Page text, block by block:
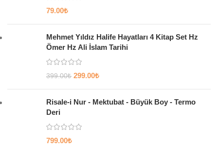
79.00₺
Mehmet Yıldız Halife Hayatları 4 Kitap Set Hz
Ömer Hz Ali İslam Tarihi
399.00₺ 299.00₺
Risale-i Nur - Mektubat - Büyük Boy - Termo
Deri
799.00₺